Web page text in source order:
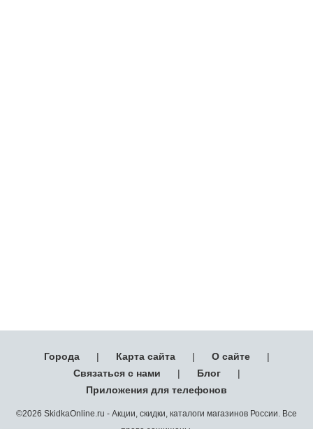
Города | Карта сайта | О сайте
|
Связаться с нами
| Блог
|
Приложения для телефонов
©2026 SkidkaOnline.ru - Акции, скидки, каталоги магазинов России. Все